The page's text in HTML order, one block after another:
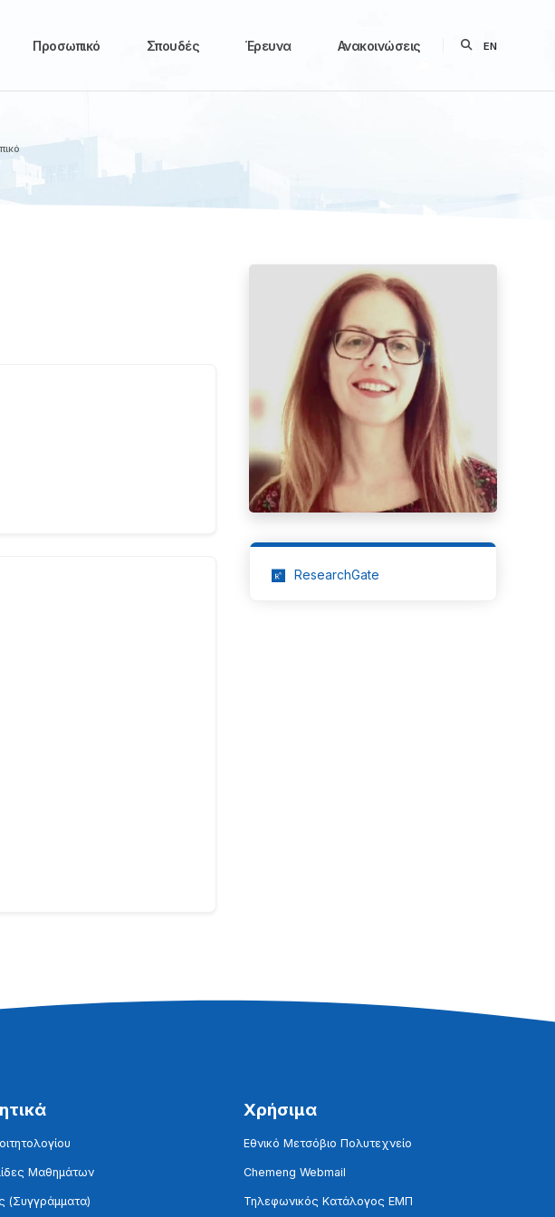
Προσωπικό Σπουδές Έρευνα Ανακοινώσεις EN
ResearchGate
Μαθημάτων
(Συγγράμματα)
Χρήσιμα
Εθνικό Μετσόβιο Πολυτεχνείο
Chemeng Webmail
Τηλεφωνικός Κατάλογος ΕΜΠ